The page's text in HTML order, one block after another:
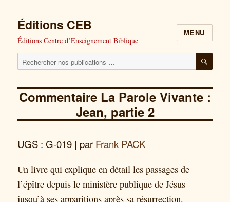
Éditions CEB
Éditions Centre d’Enseignement Biblique
MENU
Cherchez
publications
pour
:
Commentaire La Parole Vivante :
Jean, partie 2
UGS : G-019 | par Frank PACK
Un livre qui explique en détail les passages de
l’épître depuis le ministère publique de Jésus
jusqu’à ses apparitions après sa résurrection.